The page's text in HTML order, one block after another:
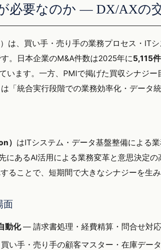
必要なのか — DX/AXの
は、買い手・売り手の業務プロセス・IT
。日本企業のM&A件数は2025年に5,115
います。一方、PMIで掲げた買収シナジ
「統合実行段階での業務効率化・データ
） はITシステム・データ基盤整備による業
にあるAI活用による業務変革と意思決定
ることで、短期間で大きなシナジーを生み
面
動化— 請求書処理・経費精算・問合せ対
い手・売り手の顧客マスター・在庫デー